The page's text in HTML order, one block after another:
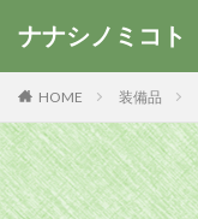
ナナシノミコト
HOME 装備品